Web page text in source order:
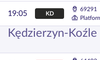
19:05 KD
69291
Kędzierzyn-Koźle